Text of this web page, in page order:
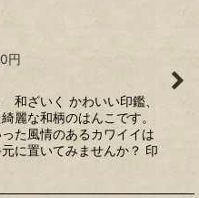
円
和ざいく かわいい印鑑、
麗な和柄のはんこです。
た風情のあるカワイイは
に置いてみませんか？ 印